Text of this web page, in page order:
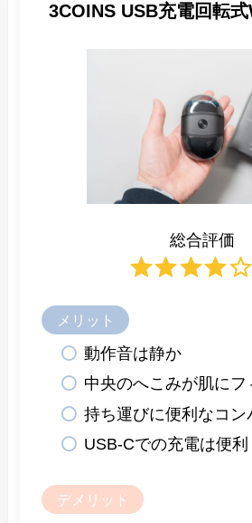
3COINS USB充電回転
総合評価
メリット
動作音は静か
中央のへこみが肌にフ
持ち運びに便利なコン
USB-Cでの充電は便利
デメリット